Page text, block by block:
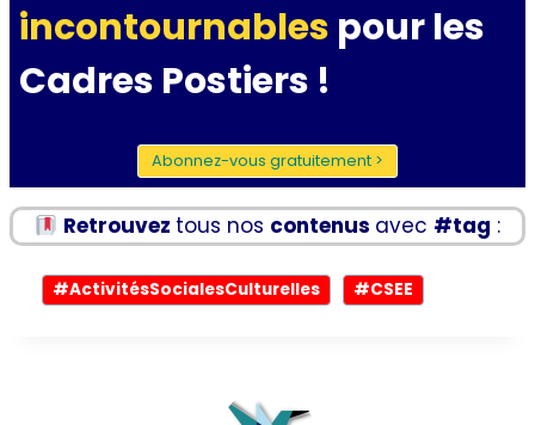
incontournables pour les
Cadres Postiers !
Abonnez-vous gratuitement >
Retrouvez tous nos contenus avec #tag :
Étiquettes
de
#ActivitésSocialesCulturelles #CSEE